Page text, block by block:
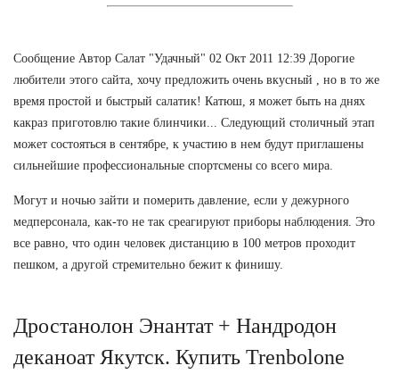
Сообщение Автор Салат "Удачный" 02 Окт 2011 12:39 Дорогие
любители этого сайта, хочу предложить очень вкусный , но в то же
время простой и быстрый салатик! Катюш, я может быть на днях
какраз приготовлю такие блинчики... Следующий столичный этап
может состояться в сентябре, к участию в нем будут приглашены
сильнейшие профессиональные спортсмены со всего мира.
Могут и ночью зайти и померить давление, если у дежурного
медперсонала, как-то не так среагируют приборы наблюдения. Это
все равно, что один человек дистанцию в 100 метров проходит
пешком, а другой стремительно бежит к финишу.
Дростанолон Энантат + Нандродон
деканоат Якутск. Купить Trenbolone